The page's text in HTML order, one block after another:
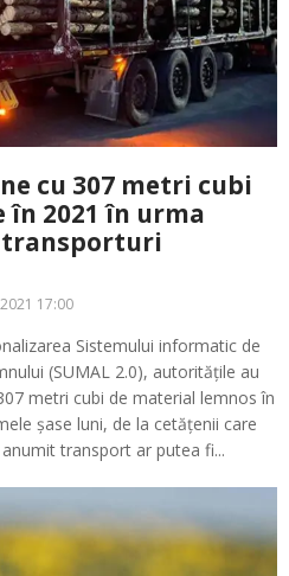
cu 307 metri cubi
în 2021 în urma
17:00
Sistemului informatic de
(SUMAL 2.0), autoritățile au
metri cubi de material lemnos în
șase luni, de la cetățenii care
transport ar putea fi...